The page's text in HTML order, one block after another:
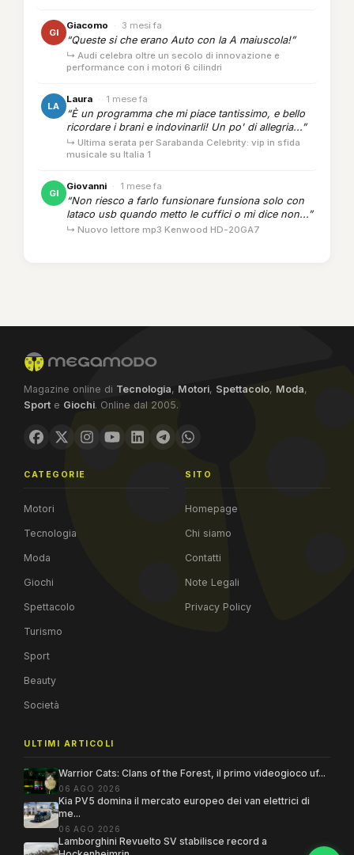
GI
Giacomo · 3 mesi fa
“Queste si che erano Auto con la A maiuscola!”
↳ Audi celebra oltre un secolo di innovazione e
performance con i motori 6 cilindri
LA
Laura · 1 mese fa
“È un programma che mi piace tantissimo, e bello
ricordare i brani e indovinarli! Un po' di allegria...”
↳ Ultima serata per Sarabanda Celebrity: vip in sfida
musicale su Italia 1
GI
Giovanni · 1 mese fa
“Non riesco a farlo funsionare funsiona solo con
lataco usb quando metto le cuffici o mi dice non...”
↳ Nuovo lettore mp3 Kenwood HD-20GA7
Magazine online di Tecnologia, Motori, Spettacolo, Moda,
Sport e Giochi. Online dal 2005.
CATEGORIE
Motori
Tecnologia
Moda
Giochi
Spettacolo
Turismo
Sport
Beauty
Società
SITO
Homepage
Chi siamo
Contatti
Note Legali
Privacy Policy
ULTIMI ARTICOLI
Warrior Cats: Clans of the Forest, il primo videogioco uf...
06 AGO 2026
Kia PV5 domina il mercato europeo dei van elettrici di
me...
06 AGO 2026
Lamborghini Revuelto SV stabilisce record a